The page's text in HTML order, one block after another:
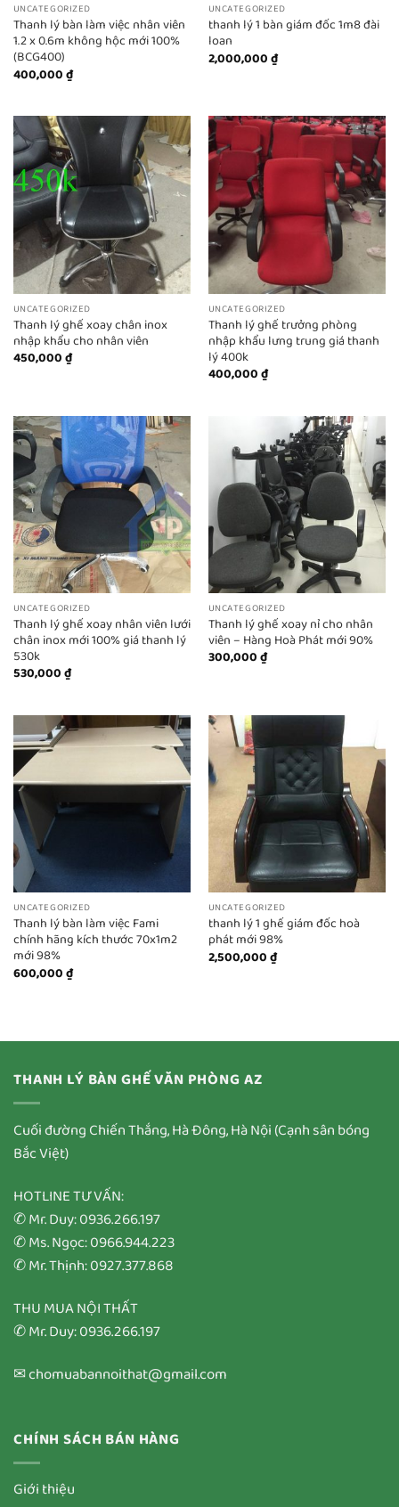
UNCATEGORIZED
Thanh lý bàn làm việc nhân viên
1.2 x 0.6m không hộc mới 100%
(BCG400)
400,000₫
UNCATEGORIZED
thanh lý 1 bàn giám đốc 1m8 đài
loan
2,000,000₫
UNCATEGORIZED
Thanh lý ghế xoay chân inox
nhập khẩu cho nhân viên
450,000₫
UNCATEGORIZED
Thanh lý ghế trưởng phòng
nhập khẩu lưng trung giá thanh
lý 400k
400,000₫
UNCATEGORIZED
Thanh lý ghế xoay nhân viên lưới
chân inox mới 100% giá thanh lý
530k
530,000₫
UNCATEGORIZED
Thanh lý ghế xoay nỉ cho nhân
viên – Hàng Hoà Phát mới 90%
300,000₫
UNCATEGORIZED
Thanh lý bàn làm việc Fami
chính hãng kích thước 70x1m2
mới 98%
600,000₫
UNCATEGORIZED
thanh lý 1 ghế giám đốc hoà
phát mới 98%
2,500,000₫
THANH LÝ BÀN GHẾ VĂN PHÒNG AZ
Cuối đường Chiến Thắng, Hà Đông, Hà Nội (Cạnh sân bóng
Bắc Việt)
HOTLINE TƯ VẤN:
✆ Mr. Duy: 0936.266.197
✆ Ms. Ngọc: 0966.944.223
✆ Mr. Thịnh: 0927.377.868
THU MUA NỘI THẤT
✆ Mr. Duy: 0936.266.197
✉ chomuabannoithat@gmail.com
CHÍNH SÁCH BÁN HÀNG
Giới thiệu